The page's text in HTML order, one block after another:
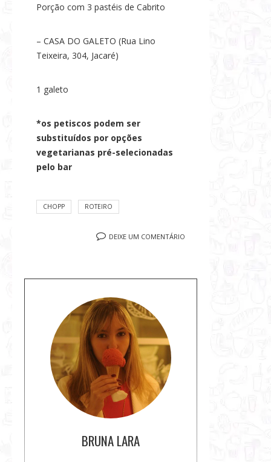
Porção com 3 pastéis de Cabrito
– CASA DO GALETO (Rua Lino
Teixeira, 304, Jacaré)
1 galeto
*os petiscos podem ser
substituídos por opções
vegetarianas pré-selecionadas
pelo bar
CHOPP ROTEIRO
DEIXE UM COMENTÁRIO
BRUNA LARA